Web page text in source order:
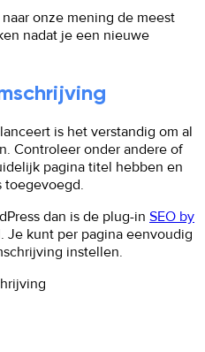
onze mening de meest
nadat je een nieuwe
is het verstandig om al
Controleer onder andere of
pagina titel hebben en
toegevoegd.
dan is de plug-in SEO by
Je kunt per pagina eenvoudig
instellen.